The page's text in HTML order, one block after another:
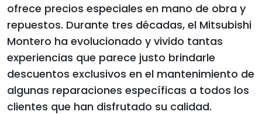
ofrece precios especiales en mano de obra y
repuestos. Durante tres décadas, el Mitsubishi
Montero ha evolucionado y vivido tantas
experiencias que parece justo brindarle
descuentos exclusivos en el mantenimiento de
algunas reparaciones específicas a todos los
clientes que han disfrutado su calidad.